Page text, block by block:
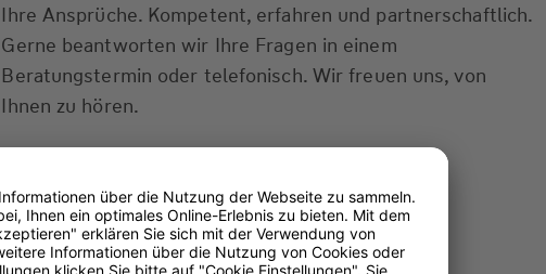
Ihre Ansprüche. Kompetent, erfahren und partnerschaftlich.
Gerne beantworten wir Ihre Fragen in einem
Beratungstermin oder telefonisch. Wir freuen uns, von
Ihnen zu hören.